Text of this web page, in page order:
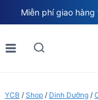
to
content
Miễn phí giao
YCB / Shop / Dinh Dưỡng /